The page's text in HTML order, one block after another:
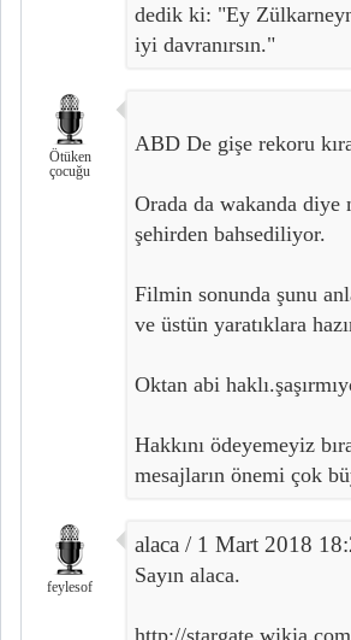
dedik ki: "Ey
iyi davranırsın."
Ötüken
çocuğu
ABD De gişe rekoru
Orada da wakanda diye
şehirden bahsediliyor.
Filmin sonunda şunu
ve üstün yaratıklara
Oktan abi
Hakkını ödeyemeyiz
mesajların önemi çok
feylesof
alaca / 1 Mart 2018
Sayın alaca.
http://